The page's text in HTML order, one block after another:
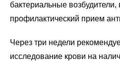
бактериальные
профилактический прием
Через три недели
исследование крови на